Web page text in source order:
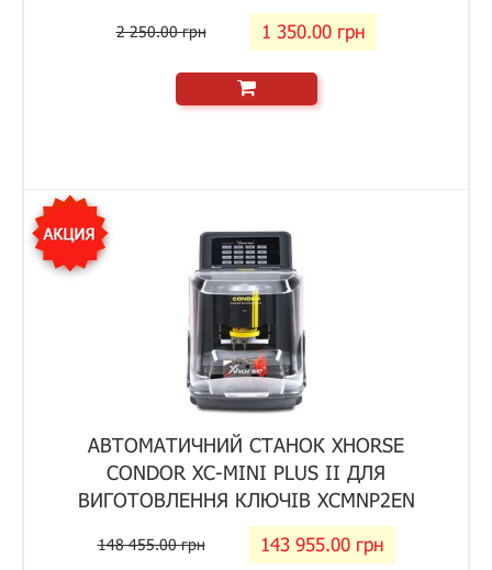
2 250.00 грн 1 350.00 грн
АВТОМАТИЧНИЙ СТАНОК XHORSE
CONDOR XC-MINI PLUS II ДЛЯ
ВИГОТОВЛЕННЯ КЛЮЧІВ XCMNP2EN
148 455.00 грн 143 955.00 грн